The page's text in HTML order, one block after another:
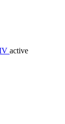
active